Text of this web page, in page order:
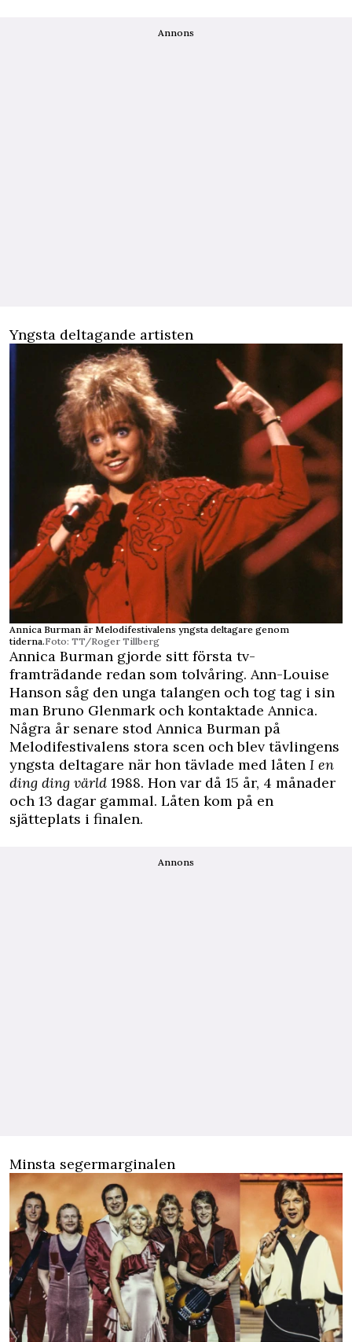
Annons
Yngsta deltagande artisten
Annica Burman är Melodifestivalens yngsta deltagare genom
tiderna.Foto: TT/Roger Tillberg
Annica Burman gjorde sitt första tv-
framträdande redan som tolvåring. Ann-Louise
Hanson såg den unga talangen och tog tag i sin
man Bruno Glenmark och kontaktade Annica.
Några år senare stod Annica Burman på
Melodifestivalens stora scen och blev tävlingens
yngsta deltagare när hon tävlade med låten I en
ding ding värld 1988. Hon var då 15 år, 4 månader
och 13 dagar gammal. Låten kom på en
sjätteplats i finalen.
Annons
Minsta segermarginalen